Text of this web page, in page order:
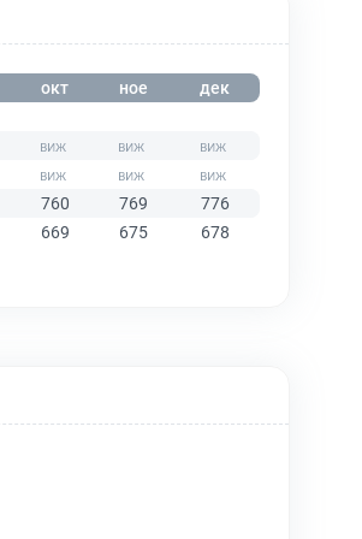
окт ное дек
760 769
776
669 675 678